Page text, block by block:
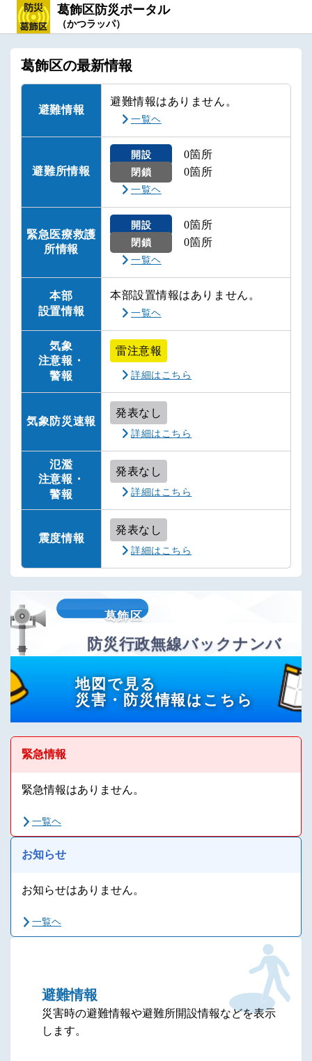
葛飾区防災ポータル
（かつラッパ）
葛飾区の最新情報
避難情報
避難情報はありません。
一覧ヘ
避難所情報
開設 0箇所
閉鎖 0箇所
一覧ヘ
緊急医療救護
所情報
開設 0箇所
閉鎖 0箇所
一覧ヘ
本部
設置情報
本部設置情報はありません。
一覧ヘ
気象
注意報・
警報
雷注意報
詳細はこちら
気象防災速報
発表なし
詳細はこちら
氾濫
注意報・
警報
発表なし
詳細はこちら
震度情報
発表なし
詳細はこちら
葛飾区
防災行政無線バックナンバ
地図で見る
災害・防災情報はこちら
緊急情報
緊急情報はありません。
一覧ヘ
お知らせ
お知らせはありません。
一覧ヘ
避難情報
災害時の避難情報や避難所開設情報などを表示
します。